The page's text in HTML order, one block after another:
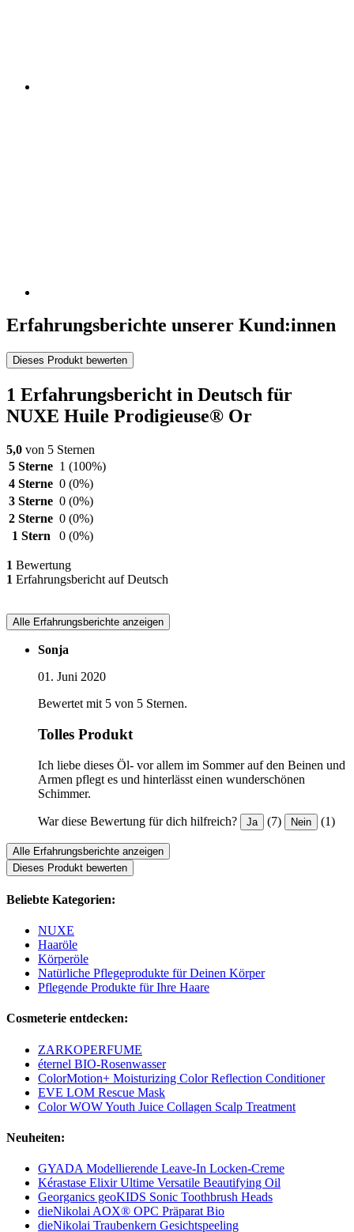
Erfahrungsberichte unserer Kund:innen
Dieses Produkt bewerten
1 Erfahrungsbericht in Deutsch für
NUXE Huile Prodigieuse® Or
5,0 von 5 Sternen
5 Sterne 1 (100%)
4 Sterne 0 (0%)
3 Sterne 0 (0%)
2 Sterne 0 (0%)
1 Stern
0 (0%)
1 Bewertung
1 Erfahrungsbericht auf Deutsch
Alle Erfahrungsberichte anzeigen
Sonja
01. Juni 2020
Bewertet mit 5 von 5 Sternen.
Tolles Produkt
Ich liebe dieses Öl- vor allem im Sommer auf den Beinen und
Armen pflegt es und hinterlässt einen wunderschönen
Schimmer.
War diese Bewertung für dich hilfreich? Ja (7) Nein (1)
Alle Erfahrungsberichte anzeigen
Dieses Produkt bewerten
Beliebte Kategorien:
NUXE
Haaröle
Körperöle
Natürliche Pflegeprodukte für Deinen Körper
Pflegende Produkte für Ihre Haare
Cosmeterie entdecken:
ZARKOPERFUME
éternel BIO-Rosenwasser
ColorMotion+ Moisturizing Color Reflection Conditioner
EVE LOM Rescue Mask
Color WOW Youth Juice Collagen Scalp Treatment
Neuheiten:
GYADA Modellierende Leave-In Locken-Creme
Kérastase Elixir Ultime Versatile Beautifying Oil
Georganics geoKIDS Sonic Toothbrush Heads
dieNikolai AOX® OPC Präparat Bio
dieNikolai Traubenkern Gesichtspeeling